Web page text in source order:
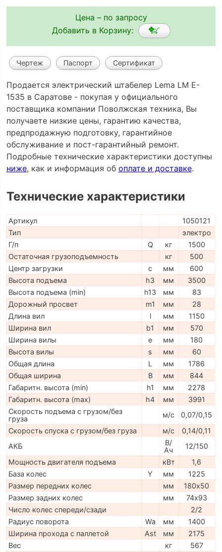
Цена – по запросу
Добавить в Корзину:
Чертеж Паспорт Сертификат
Продается электрический штабелер Lema LM E-
1535 в Саратове - покупая у официального
поставщика компании Поволжская техника, Вы
получаете низкие цены, гарантию качества,
предпродажную подготовку, гарантийное
обслуживание и пост-гарантийный ремонт.
Подробные технические характеристики доступны
ниже, как и информация об оплате и доставке.
Технические характеристики
Артикул
1050121
Тип
электро
Г/п
Q кг
1500
Остаточная грузоподъемность
кг
500
Центр загрузки
c мм
600
Высота подъема
h3 мм
3500
Высота подъема (min)
h13 мм
83
Дорожный просвет
m1 мм
28
Длина вил
l мм
1150
Ширина вил
b1 мм
570
Ширина вилы
e мм
180
Высота вилы
s мм
60
Общая длина
L мм
1786
Общая ширина
B мм
844
Габаритн. высота (min)
h1 мм
2278
Габаритн. высота (max)
h4 мм
3991
Скорость подъема с грузом/без
груза
м/с
0,07/0,15
Скорость спуска с грузом/без груза
м/с
0,14/0,11
АКБ
В/
Ач
12/150
Мощность двигателя подъема
кВт
1,6
База колес
Y мм
1225
Размер передних колес
мм
180х50
Размер задних колес
мм
74х93
Число колес спереди/сзади
2/2
Радиус поворота
Wa мм
1400
Ширина прохода с паллетой
Ast мм
2175
Вес
кг
567